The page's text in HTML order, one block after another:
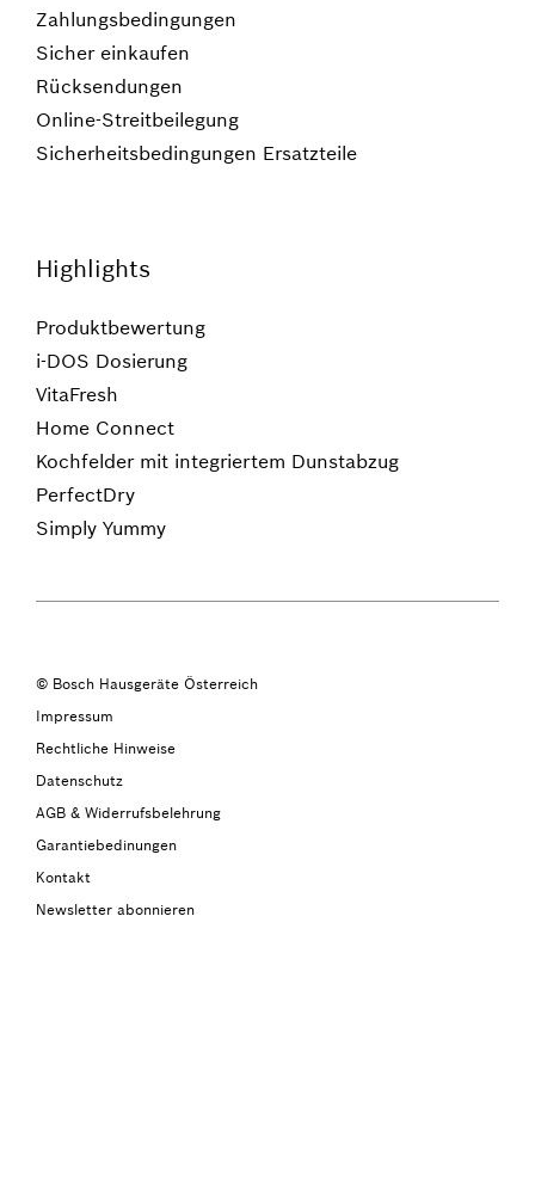
Zahlungsbedingungen
Sicher einkaufen
Rücksendungen
Online-Streitbeilegung
Sicherheitsbedingungen Ersatzteile
Highlights
Produktbewertung
i-DOS Dosierung
VitaFresh
Home Connect
Kochfelder mit integriertem Dunstabzug
PerfectDry
Simply Yummy
© Bosch Hausgeräte Österreich
Impressum
Rechtliche Hinweise
Datenschutz
AGB & Widerrufsbelehrung
Garantiebedinungen
Kontakt
Newsletter abonnieren